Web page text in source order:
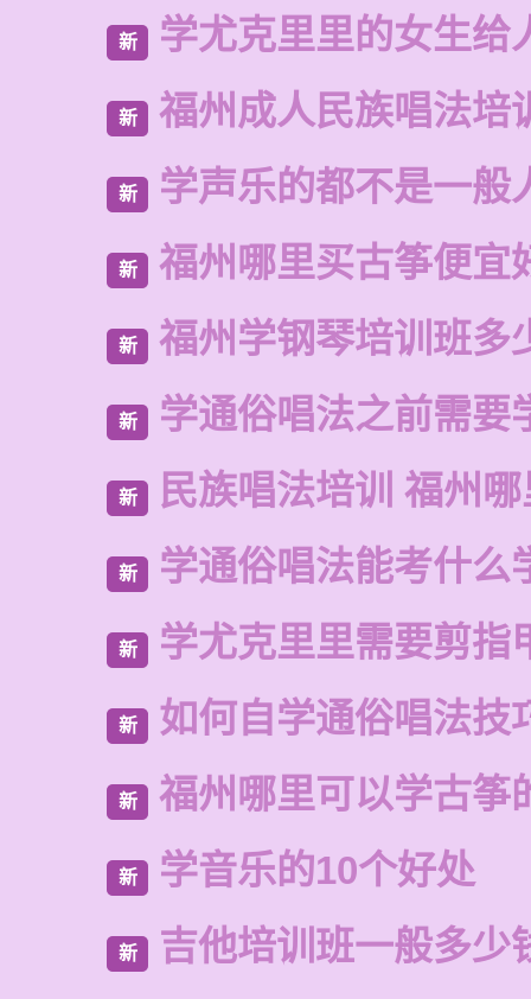
新 学尤克里里的女生给
新 福州成人民族唱法培
新 学声乐的都不是一般
新 福州哪里买古筝便宜
新 福州学钢琴培训班多
新 学通俗唱法之前需要
新 民族唱法培训 福州
新 学通俗唱法能考什么
新 学尤克里里需要剪指
新 如何自学通俗唱法技
新 福州哪里可以学古筝
新 学音乐的10个好处
新 吉他培训班一般多少